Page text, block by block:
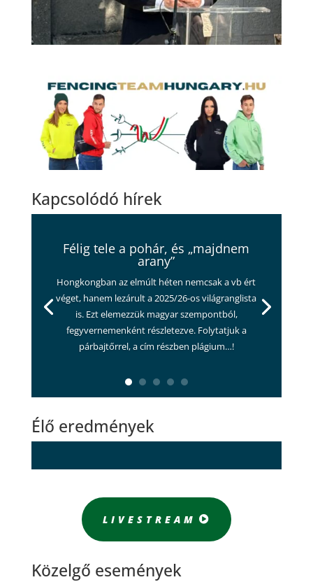
Kapcsolódó hírek
Félig tele a pohár, és „majdnem
arany”
Hongkongban az elmúlt héten nemcsak a vb ért
véget, hanem lezárult a 2025/26-os világranglista
is. Ezt elemezzük magyar szempontból,
fegyvernemenként részletezve. Folytatjuk a
párbajtőrrel, a cím részben plágium…!
Élő eredmények
LIVESTREAM
Közelgő események